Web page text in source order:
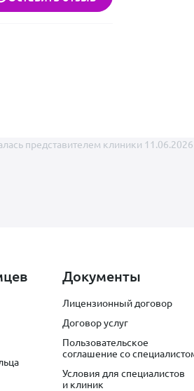
представителем клиники 11.06.2026
Документы
Лицензионный договор
Договор услуг
Пользовательское
соглашение со
Условия для специалистов
и клиник